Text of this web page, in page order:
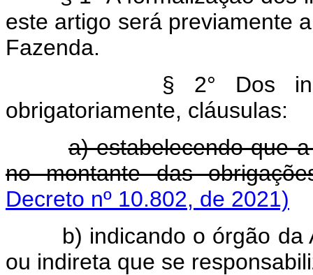
este artigo será previamente
Fazenda.
§ 2° Dos
obrigatoriamente, cláusulas:
a) estabelecendo que
no montante das
Decreto nº 10.802, de 2021)
b) indicando o órgão da
ou indireta que se